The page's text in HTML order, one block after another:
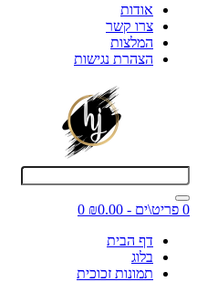
אודות
צרו קשר
המלצות
הצהרת נגישות
0 פריט\ים - ₪0.00
0
דף הבית
בלוג
תמונות זכוכית